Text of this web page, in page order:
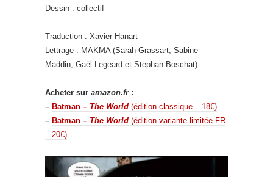
Dessin : collectif
Traduction : Xavier Hanart
Lettrage : MAKMA (Sarah Grassart, Sabine
Maddin, Gaël Legeard et Stephan Boschat)
Acheter sur amazon.fr:
– Batman – The World (édition classique – 18€)
– Batman – The World (édition variante limitée FR
– 20€)